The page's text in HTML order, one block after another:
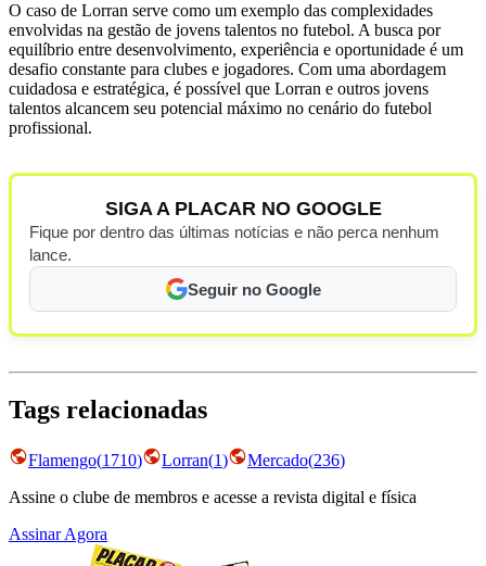
O caso de Lorran serve como um exemplo das complexidades
envolvidas na gestão de jovens talentos no futebol. A busca por
equilíbrio entre desenvolvimento, experiência e oportunidade é um
desafio constante para clubes e jogadores. Com uma abordagem
cuidadosa e estratégica, é possível que Lorran e outros jovens
talentos alcancem seu potencial máximo no cenário do futebol
profissional.
SIGA A PLACAR NO GOOGLE
Fique por dentro das últimas notícias e não perca nenhum
lance.
Seguir no Google
Tags relacionadas
Flamengo(1710) Lorran(1) Mercado(236)
Assine o clube de membros e acesse a revista digital e física
Assinar Agora